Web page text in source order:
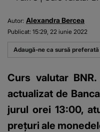
Autor: Alexandra Bercea
Publicat: 15:29, 22 iunie 2022
Adaugă-ne ca sursă preferată
Curs valutar
actualizat de
jurul orei 13:00,
prețuri ale